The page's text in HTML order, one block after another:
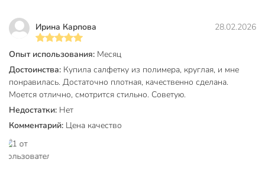
Ирина Карпова 28.02.2026
Опыт использования: Месяц
Достоинства: Купила салфетку из полимера, круглая, и мне
понравилась. Достаточно плотная, качественно сделана.
Моется отлично, смотрится стильно. Советую.
Недостатки: Нет
Комментарий: Цена качество